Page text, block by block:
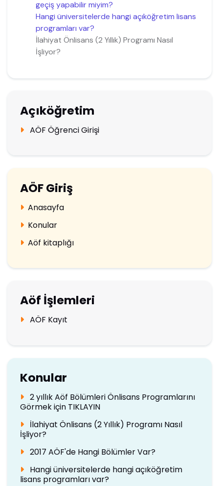
geçiş yapabilir miyim?
Hangi üniversitelerde hangi açıköğretim lisans
programları var?
İlahiyat Önlisans (2 Yıllık) Programı Nasıl
İşliyor?
Açıköğretim
AÖF Öğrenci Girişi
AÖF Giriş
Anasayfa
Konular
Aöf kitaplığı
Aöf İşlemleri
AÖF Kayıt
Konular
2 yıllık Aöf Bölümleri Önlisans Programlarını
Görmek için TIKLAYIN
İlahiyat Önlisans (2 Yıllık) Programı Nasıl
İşliyor?
2017 AÖF'de Hangi Bölümler Var?
Hangi üniversitelerde hangi açıköğretim
lisans programları var?